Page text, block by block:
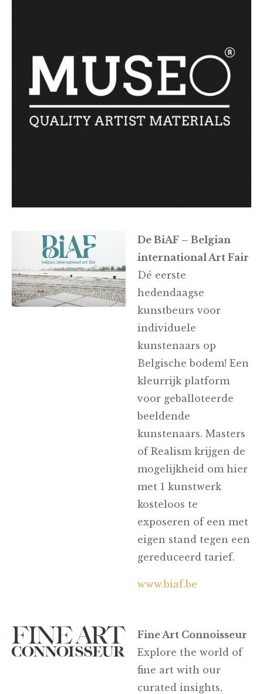
De BiAF – Belgian
international Art Fair
Dé eerste
hedendaagse
kunstbeurs voor
individuele
kunstenaars op
Belgische bodem! Een
kleurrijk platform
voor geballoteerde
beeldende
kunstenaars. Masters
of Realism krijgen de
mogelijkheid om hier
met 1 kunstwerk
kosteloos te
exposeren of een met
eigen stand tegen een
gereduceerd tarief.
www.biaf.be
Fine Art Connoisseur
Explore the world of
fine art with our
curated insights,